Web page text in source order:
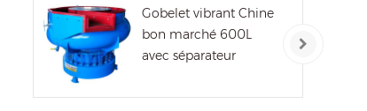
Gobelet vibrant Chine
bon marché 600L
avec séparateur